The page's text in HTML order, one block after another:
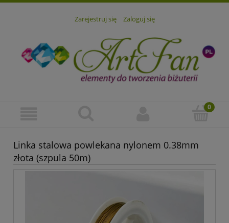
Zarejestruj się Zaloguj się
Linka stalowa powlekana nylonem 0.38mm
złota (szpula 50m)